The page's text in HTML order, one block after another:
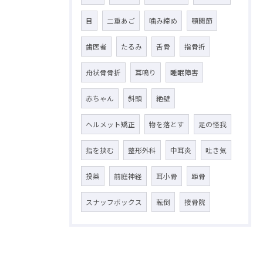
目 二重あご 噛み締め 顎関節
歯医者 たるみ 舌骨 指骨折
舟状骨骨折 耳鳴り 睡眠障害
赤ちゃん 斜頭 絶壁
ヘルメット矯正 物を落とす 足の怪我
指を挟む 整形外科 中耳炎 吐き気
投薬 前庭神経 耳小骨 距骨
スナッフボックス 転倒 接骨院